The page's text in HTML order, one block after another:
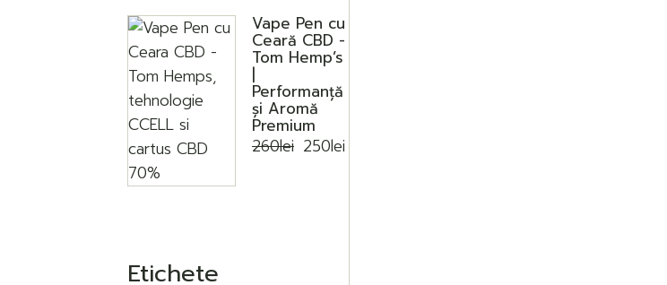
a
fost:
500lei.
este:
450lei.
Vape Pen cu
Ceară CBD -
Tom Hemp’s
|
Performanță
și Aromă
Premium
260lei
Prețul 250lei
Prețul
Etichete